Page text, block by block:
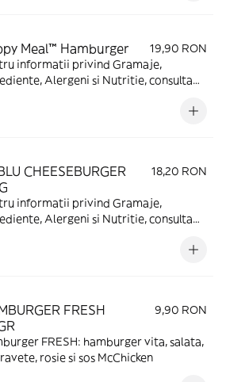
Meal™ Hamburger
19,90 RON
informatii privind Gramaje,
Alergeni si Nutritie, consulta
CHEESEBURGER
18,20 RON
informatii privind Gramaje,
Alergeni si Nutritie, consulta
FRESH
9,90 RON
FRESH: hamburger vita, salata,
rosie si sos McChicken